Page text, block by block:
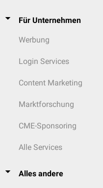
Für Unternehmen
Werbung
Login Services
Content Marketing
Marktforschung
CME-Sponsoring
Alle Services
Alles andere